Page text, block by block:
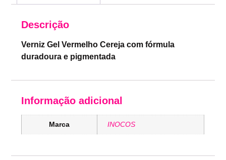
Descrição
Verniz Gel Vermelho Cereja com fórmula
duradoura e pigmentada
Informação adicional
Marca INOCOS